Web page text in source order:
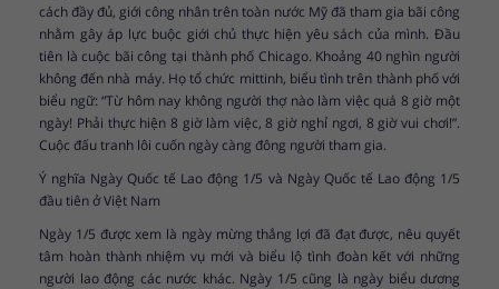
cách đầy đủ, giới công nhân trên toàn nước Mỹ đã tham gia bãi công
nhằm gây áp lực buộc giới chủ thực hiện yêu sách của mình. Đầu
tiên là cuộc bãi công tại thành phố Chicago. Khoảng 40 nghìn người
không đến nhà máy. Họ tổ chức mittinh, biểu tình trên thành phố với
biểu ngữ: “Từ hôm nay không người thợ nào làm việc quá 8 giờ một
ngày! Phải thực hiện 8 giờ làm việc, 8 giờ nghỉ ngơi, 8 giờ vui chơi!”.
Cuộc đấu tranh lôi cuốn ngày càng đông người tham gia.
Ý nghĩa Ngày Quốc tế Lao động 1/5 và Ngày Quốc tế Lao động 1/5
đầu tiên ở Việt Nam
Ngày 1/5 được xem là ngày mừng thắng lợi đã đạt được, nêu quyết
tâm hoàn thành nhiệm vụ mới và biểu lộ tình đoàn kết với những
người lao động các nước khác. Ngày 1/5 cũng là ngày biểu dương